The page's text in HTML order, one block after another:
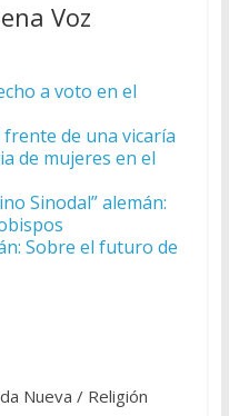
Voz
a voto en el
de una vicaría
de mujeres en el
Sinodal” alemán:
Sobre el futuro de
Nueva / Religión